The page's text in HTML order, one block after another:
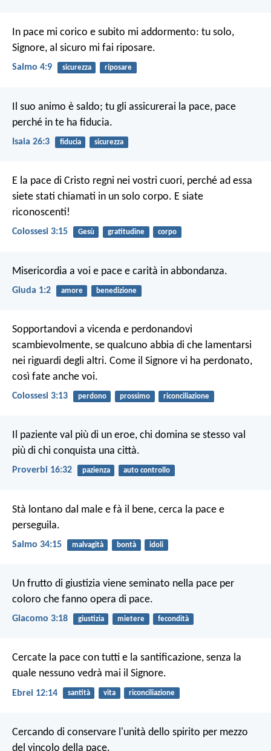
In pace mi corico e subito mi addormento: tu solo,
Signore, al sicuro mi fai riposare.
Salmo 4:9 sicurezza riposare
Il suo animo è saldo; tu gli assicurerai la pace, pace
perché in te ha fiducia.
Isaia 26:3 fiducia sicurezza
E la pace di Cristo regni nei vostri cuori, perché ad essa
siete stati chiamati in un solo corpo. E siate
riconoscenti!
Colossesi 3:15 Gesù gratitudine corpo
Misericordia a voi e pace e carità in abbondanza.
Giuda 1:2 amore benedizione
Sopportandovi a vicenda e perdonandovi
scambievolmente, se qualcuno abbia di che lamentarsi
nei riguardi degli altri. Come il Signore vi ha perdonato,
così fate anche voi.
Colossesi 3:13 perdono prossimo riconciliazione
Il paziente val più di un eroe, chi domina se stesso val
più di chi conquista una città.
Proverbi 16:32 pazienza auto controllo
Stà lontano dal male e fà il bene, cerca la pace e
perseguila.
Salmo 34:15 malvagità bontà idoli
Un frutto di giustizia viene seminato nella pace per
coloro che fanno opera di pace.
Giacomo 3:18 giustizia mietere fecondità
Cercate la pace con tutti e la santificazione, senza la
quale nessuno vedrà mai il Signore.
Ebrei 12:14 santità vita riconciliazione
Cercando di conservare l'unità dello spirito per mezzo
del vincolo della pace.